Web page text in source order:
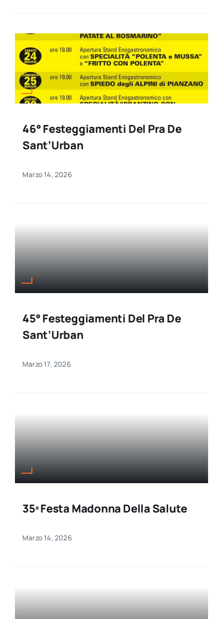
46° Festeggiamenti Del Pra De
Sant’Urban
Marzo 14, 2026
45° Festeggiamenti Del Pra De
Sant’Urban
Marzo 17, 2026
35ª Festa Madonna Della Salute
Marzo 14, 2026